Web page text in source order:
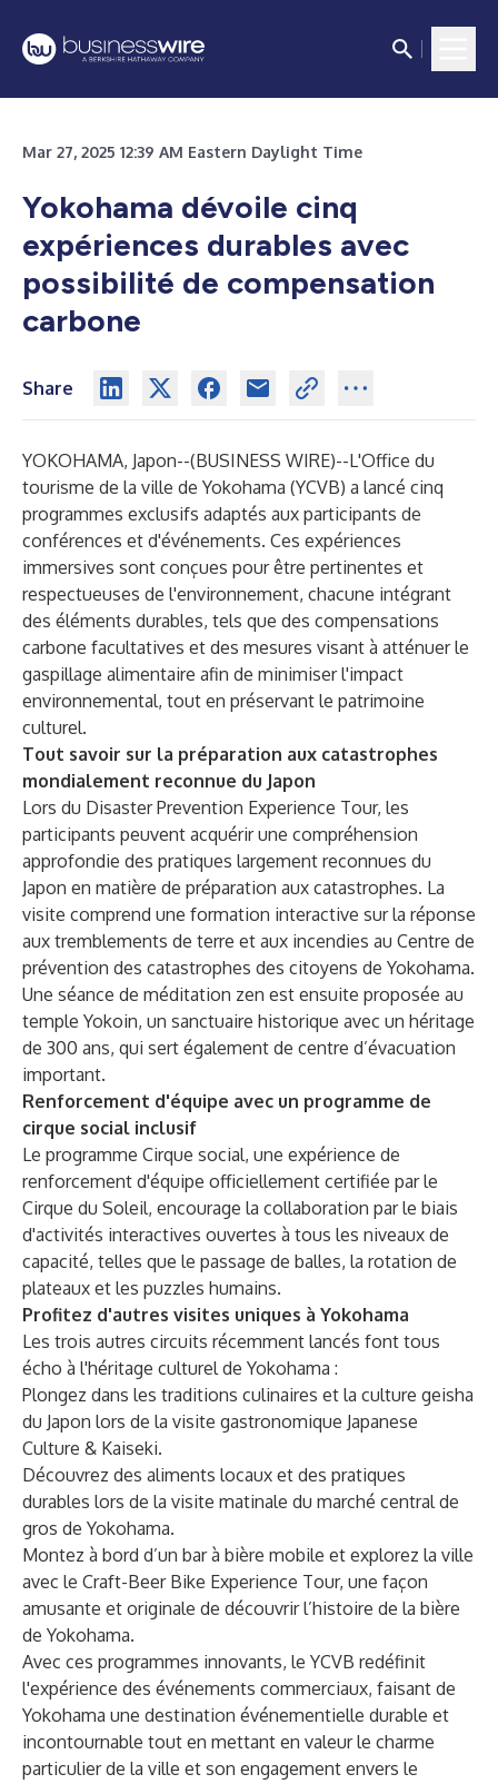
Mar 27, 2025 12:39 AM Eastern Daylight Time
Yokohama dévoile cinq
expériences durables avec
possibilité de compensation
carbone
Share
YOKOHAMA, Japon--(BUSINESS WIRE)--L'Office du
tourisme de la ville de Yokohama (YCVB) a lancé cinq
programmes exclusifs adaptés aux participants de
conférences et d'événements. Ces expériences
immersives sont conçues pour être pertinentes et
respectueuses de l'environnement, chacune intégrant
des éléments durables, tels que des compensations
carbone facultatives et des mesures visant à atténuer le
gaspillage alimentaire afin de minimiser l'impact
environnemental, tout en préservant le patrimoine
culturel.
Tout savoir sur la préparation aux catastrophes
mondialement reconnue du Japon
Lors du Disaster Prevention Experience Tour, les
participants peuvent acquérir une compréhension
approfondie des pratiques largement reconnues du
Japon en matière de préparation aux catastrophes. La
visite comprend une formation interactive sur la réponse
aux tremblements de terre et aux incendies au Centre de
prévention des catastrophes des citoyens de Yokohama.
Une séance de méditation zen est ensuite proposée au
temple Yokoin, un sanctuaire historique avec un héritage
de 300 ans, qui sert également de centre d’évacuation
important.
Renforcement d'équipe avec un programme de
cirque social inclusif
Le programme Cirque social, une expérience de
renforcement d'équipe officiellement certifiée par le
Cirque du Soleil, encourage la collaboration par le biais
d'activités interactives ouvertes à tous les niveaux de
capacité, telles que le passage de balles, la rotation de
plateaux et les puzzles humains.
Profitez d'autres visites uniques à Yokohama
Les trois autres circuits récemment lancés font tous
écho à l'héritage culturel de Yokohama :
Plongez dans les traditions culinaires et la culture geisha
du Japon lors de la visite gastronomique Japanese
Culture & Kaiseki.
Découvrez des aliments locaux et des pratiques
durables lors de la visite matinale du marché central de
gros de Yokohama.
Montez à bord d’un bar à bière mobile et explorez la ville
avec le Craft-Beer Bike Experience Tour, une façon
amusante et originale de découvrir l’histoire de la bière
de Yokohama.
Avec ces programmes innovants, le YCVB redéfinit
l'expérience des événements commerciaux, faisant de
Yokohama une destination événementielle durable et
incontournable tout en mettant en valeur le charme
particulier de la ville et son engagement envers le